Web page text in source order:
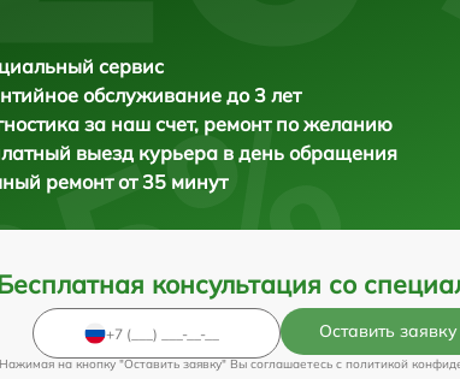
сервис
обслуживание до 3 лет
за наш счет, ремонт по желанию
выезд курьера в день обращения
ремонтот 35 минут
консультация со
Оставить заявку
Нажимая на кнопку "Оставить заявку" Вы соглашаетесь c политикой